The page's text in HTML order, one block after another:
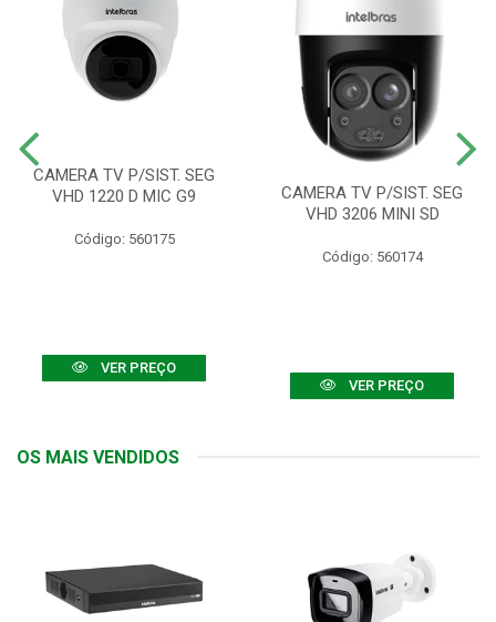
CAMERA TV P/SIST. SEG
VHD 1220 D MIC G9
Código: 560175
VER PREÇO
CAMERA TV P/SIST. SEG
VHD 3206 MINI SD
Código: 560174
VER PREÇO
OS MAIS VENDIDOS